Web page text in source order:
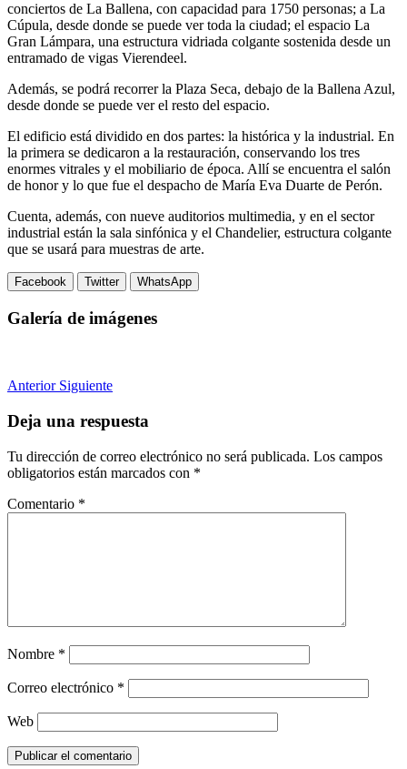
conciertos de La Ballena, con capacidad para 1750 personas; a La
Cúpula, desde donde se puede ver toda la ciudad; el espacio La
Gran Lámpara, una estructura vidriada colgante sostenida desde un
entramado de vigas Vierendeel.
Además, se podrá recorrer la Plaza Seca, debajo de la Ballena Azul,
desde donde se puede ver el resto del espacio.
El edificio está dividido en dos partes: la histórica y la industrial. En
la primera se dedicaron a la restauración, conservando los tres
enormes vitrales y el mobiliario de época. Allí se encuentra el salón
de honor y lo que fue el despacho de María Eva Duarte de Perón.
Cuenta, además, con nueve auditorios multimedia, y en el sector
industrial están la sala sinfónica y el Chandelier, estructura colgante
que se usará para muestras de arte.
Facebook Twitter WhatsApp
Galería de imágenes
Anterior Siguiente
Deja una respuesta
Tu dirección de correo electrónico no será publicada. Los campos
obligatorios están marcados con *
Comentario *
Nombre *
Correo electrónico *
Web